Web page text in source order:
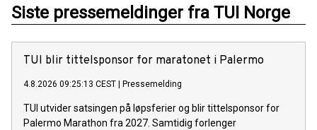
Siste pressemeldinger fra TUI Norge
TUI blir tittelsponsor for maratonet i Palermo
4.8.2026 09:25:13 CEST Pressemelding
TUI utvider satsingen på løpsferier og blir tittelsponsor for
Palermo Marathon fra 2027. Samtidig forlenger